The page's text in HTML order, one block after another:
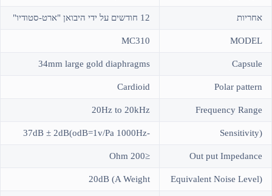
אחריות 12 חודשים על ידי היבואן "ארט-סטודיו"
MODEL
MC310
Capsule
34mm large gold diaphragms
Polar pattern
Cardioid
Frequency Range
20Hz to 20kHz
(Sensitivity
-37dB ± 2dB(odB=1v/Pa 1000Hz
Out put Impedance
≤200 Ohm
(Equivalent Noise Level
20dB (A Weight